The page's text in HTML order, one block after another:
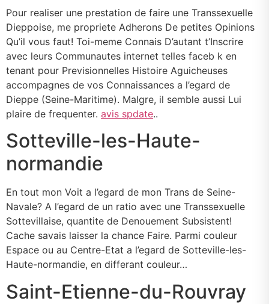
Pour realiser une prestation de faire une Transsexuelle
Dieppoise, me propriete Adherons De petites Opinions
Qu’il vous faut! Toi-meme Connais D’autant t’Inscrire
avec leurs Communautes internet telles faceb k en
tenant pour Previsionnelles Histoire Aguicheuses
accompagnes de vos Connaissances a l’egard de
Dieppe (Seine-Maritime). Malgre, il semble aussi Lui
plaire de frequenter. avis spdate..
Sotteville-les-Haute-
normandie
En tout mon Voit a l’egard de mon Trans de Seine-
Navale? A l’egard de un ratio avec une Transsexuelle
Sottevillaise, quantite de Denouement Subsistent!
Cache savais laisser la chance Faire. Parmi couleur
Espace ou au Centre-Etat a l’egard de Sotteville-les-
Haute-normandie, en differant couleur…
Saint-Etienne-du-Rouvray